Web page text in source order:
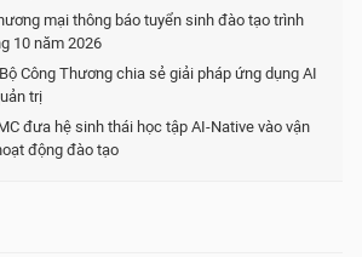
mại thông báo tuyển sinh đào tạo trình
10 năm 2026
Công Thương chia sẻ giải pháp ứng dụng AI
trị
đưa hệ sinh thái học tập AI-Native vào vận
động đào tạo